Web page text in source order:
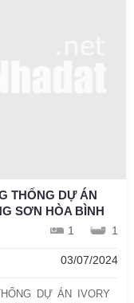
THỐNG DỰ ÁN
SƠN HÒA BÌNH
1 1
03/07/2024
DỰ ÁN IVORY